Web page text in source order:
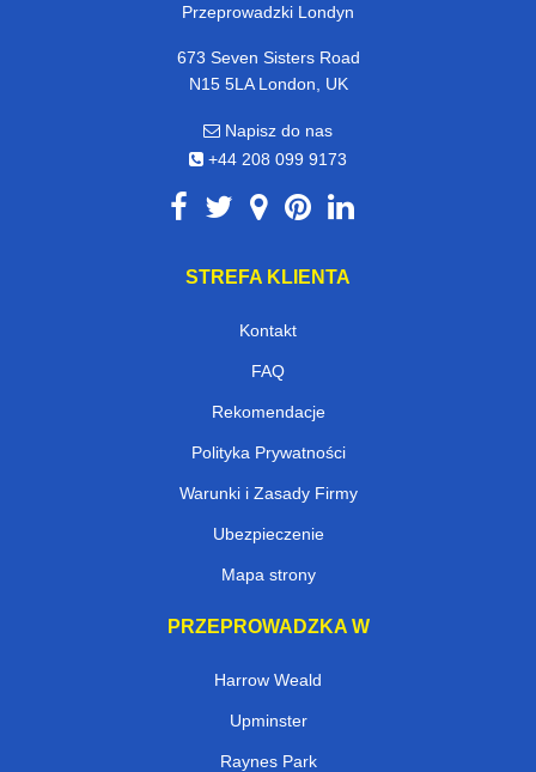
Przeprowadzki Londyn
673 Seven Sisters Road
N15 5LA London, UK
Napisz do nas
+44 208 099 9173
STREFA KLIENTA
Kontakt
FAQ
Rekomendacje
Polityka Prywatności
Warunki i Zasady Firmy
Ubezpieczenie
Mapa strony
PRZEPROWADZKA W
Harrow Weald
Upminster
Raynes Park